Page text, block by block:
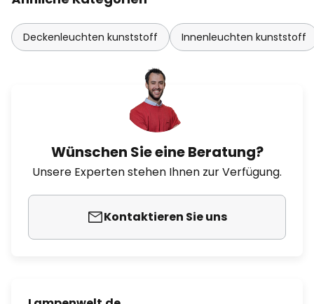
Deckenleuchten kunststoff Innenleuchten kunststoff
Wünschen Sie eine Beratung?
Unsere Experten stehen Ihnen zur Verfügung.
Kontaktieren Sie uns